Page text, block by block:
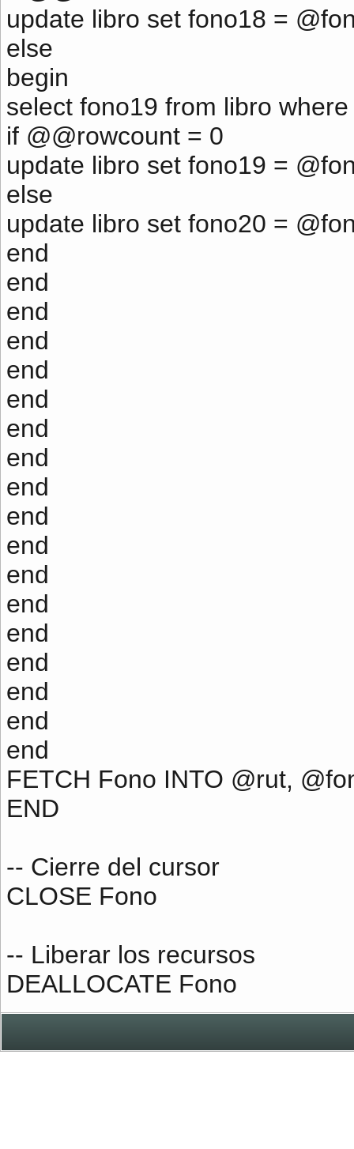
update libro set fono18 =
else
begin
select fono19 from libro
if @@rowcount = 0
update libro set fono19 =
else
update libro set fono20 =
end
end
end
end
end
end
end
end
end
end
end
end
end
end
end
end
end
end
FETCH Fono INTO @rut,
END
-- Cierre del cursor
CLOSE Fono
-- Liberar los recursos
DEALLOCATE Fono